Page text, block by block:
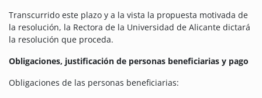
Transcurrido este plazo y a la vista la propuesta motivada de
la resolución, la Rectora de la Universidad de Alicante dictará
la resolución que proceda.
Obligaciones, justificación de personas beneficiarias y pago
Obligaciones de las personas beneficiarias: